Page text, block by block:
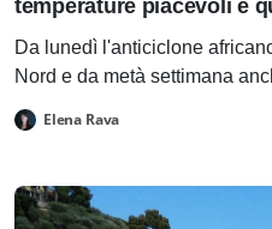
temperature piacevoli e
Da lunedì l'anticiclone
Nord e da metà settimana
Elena Rava